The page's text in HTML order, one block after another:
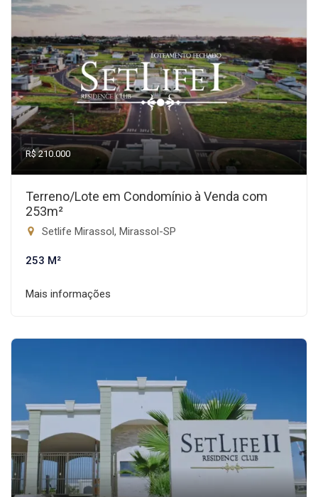
R$ 210.000
Terreno/Lote em Condomínio à Venda com
253m²
Setlife Mirassol, Mirassol-SP
253 M²
Mais informações